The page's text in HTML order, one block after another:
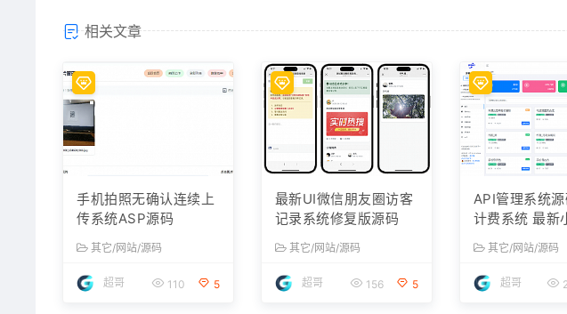
相关文章
手机拍照无确认连续上
传系统ASP源码
其它/网站/源码
超哥 110 5
最新UI微信朋友圈访客
记录系统修复版源码
其它/网站/源码
超哥 156 5
API管理系统
计费系统 最新
其它/网站/源码
超哥